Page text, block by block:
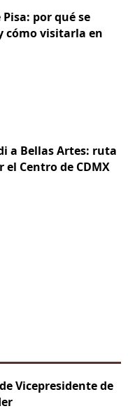
Pisa: por qué se
cómo visitarla en
a Bellas Artes: ruta
el Centro de CDMX
Vicepresidente de